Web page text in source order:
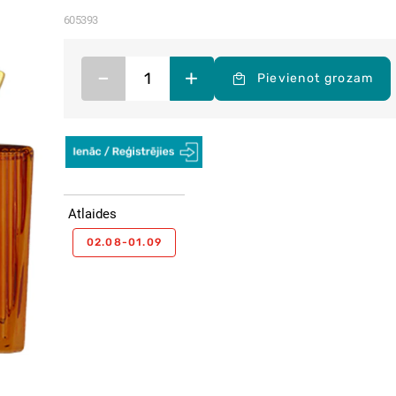
605393
– + Pievienot grozam
Atlaides
02.08-01.09